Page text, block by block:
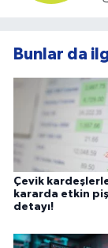
Bunlar da
Çevik
kararda etkin
detayı!